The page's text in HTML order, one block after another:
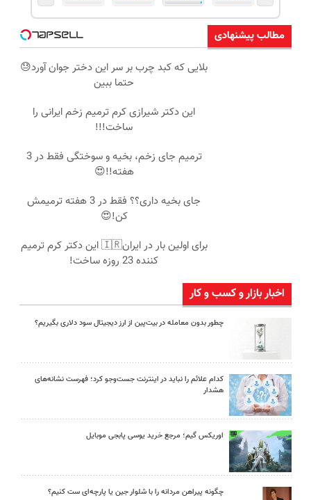
مطالب پیشنهادی
بلایی که کبد چرب بر سر این دختر جوان آورد😓
حتما ببین
این دکتر شیرازی کرم ترمیم زخم ایرانی را
ساخت!!!
ترمیم جای زخم، بخیه و سوختگی فقط در 3
هفته!!😍
جای بخیه داری؟؟ فقط در 3 هفته ترمیمش
کن!😍
برای اولین بار در ایران🇮🇷 این دکتر کرم ترمیم
کننده 23 روزه ساخت!
اخبار بازار و کسب و کار
چطور بدون معامله در بیت‌پین از ارز دیجیتال سود دلاری بگیریم؟
کدام علائم را نباید در اینترنت جست‌وجو کرد؛ فهرست نشانه‌های
هشدار
اوریکس گیم؛ مرجع خرید یوسی پابجی موبایل
چگونه پیراهن مردانه را با شلوار جین یا پارچه‌ای ست کنیم؟